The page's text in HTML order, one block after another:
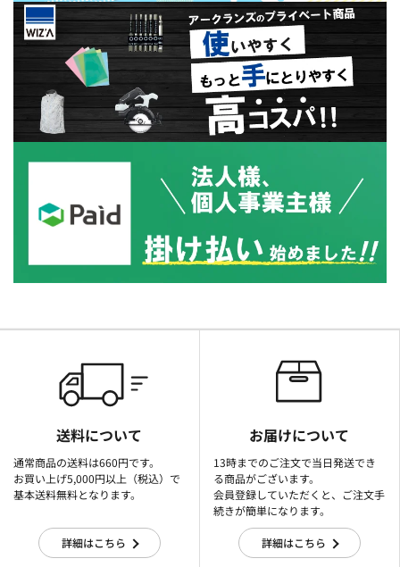
送料について
通常商品の送料は660円です。
お買い上げ5,000円以上（税込）で
基本送料無料となります。
詳細はこちら
お届けについて
13時までのご注文で当日発送でき
る商品がございます。
会員登録していただくと、ご注文手
続きが簡単になります。
詳細はこちら